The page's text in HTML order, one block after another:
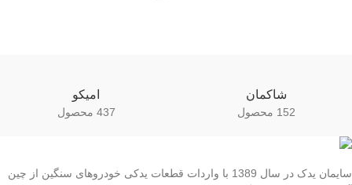
شاکمان
152 محصول
امیکو
437 محصول
سایمان یدک در سال 1389 با واردات قطعات یدکی خودروهای سنگین از چین